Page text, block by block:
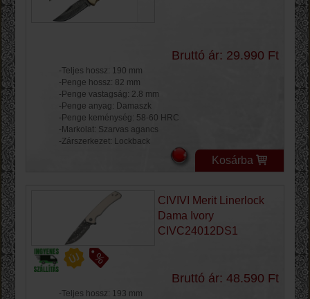
Bruttó ár: 29.990 Ft
-Teljes hossz: 190 mm
-Penge hossz: 82 mm
-Penge vastagság: 2.8 mm
-Penge anyag: Damaszk
-Penge keménység: 58-60 HRC
-Markolat: Szarvas agancs
-Zárszerkezet: Lockback
Kosárba
CIVIVI Merit Linerlock
Dama Ivory
CIVC24012DS1
Bruttó ár: 48.590 Ft
-Teljes hossz: 193 mm